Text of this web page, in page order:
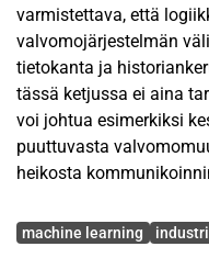
varmistettava, että
valvomojärjestelmän
tietokanta ja
tässä ketjussa ei aina
voi johtua esimerkiksi
puuttuvasta
heikosta
Avainsanat
machine learning